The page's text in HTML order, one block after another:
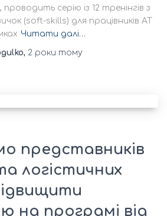
серію із 12 тренінгів з
(soft-skills) для працівників АТ
Читати далі…
, 2 роки тому
представників
логістичних
на програмі від